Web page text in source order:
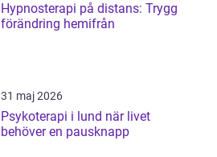
Hypnosterapi på distans: Trygg
förändring hemifrån
31 maj 2026
Psykoterapi i lund när livet
behöver en pausknapp